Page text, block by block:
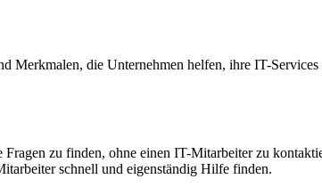
Merkmalen, die Unternehmen helfen, ihre IT-
zu finden, ohne einen IT-Mitarbeiter zu
schnell und eigenständig Hilfe finden.